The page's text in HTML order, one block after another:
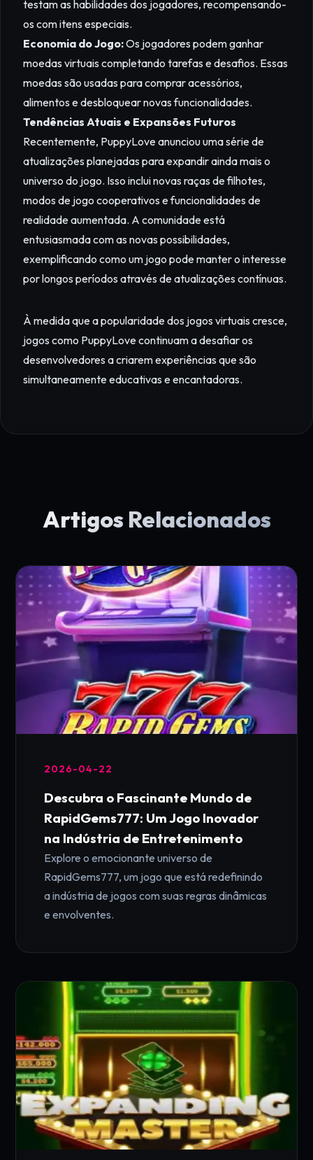
testam as habilidades dos jogadores, recompensando-
os com itens especiais.
Economia do Jogo:Os jogadores podem ganhar
moedas virtuais completando tarefas e desafios. Essas
moedas são usadas para comprar acessórios,
alimentos e desbloquear novas funcionalidades.
Tendências Atuais e Expansões Futuros
Recentemente, PuppyLove anunciou uma série de
atualizações planejadas para expandir ainda mais o
universo do jogo. Isso inclui novas raças de filhotes,
modos de jogo cooperativos e funcionalidades de
realidade aumentada. A comunidade está
entusiasmada com as novas possibilidades,
exemplificando como um jogo pode manter o interesse
por longos períodos através de atualizações contínuas.
À medida que a popularidade dos jogos virtuais cresce,
jogos como PuppyLove continuam a desafiar os
desenvolvedores a criarem experiências que são
simultaneamente educativas e encantadoras.
Artigos Relacionados
2026-04-22
Descubra o Fascinante Mundo de
RapidGems777: Um Jogo Inovador
na Indústria de Entretenimento
Explore o emocionante universo de
RapidGems777, um jogo que está redefinindo
a indústria de jogos com suas regras dinâmicas
e envolventes.